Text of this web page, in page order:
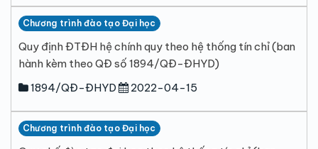
Chương trình đào tạo Đại học
Quy định ĐTĐH hệ chính quy theo hệ thống tín chỉ (ban
hành kèm theo QĐ số 1894/QĐ-ĐHYD)
1894/QĐ-ĐHYD
2022-04-15
Chương trình đào tạo Đại học